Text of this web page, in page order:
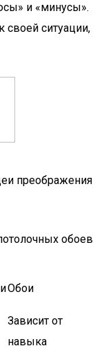
и «минусы».
своей ситуации,
преображения
обоев
Обои
Зависит от
навыка